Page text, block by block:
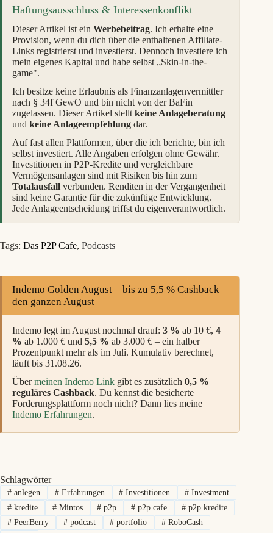
Haftungsausschluss & Interessenkonflikt
Dieser Artikel ist ein Werbebeitrag. Ich erhalte eine
Provision, wenn du dich über die enthaltenen Affiliate-
Links registrierst und investierst. Dennoch investiere ich
mein eigenes Kapital und habe selbst „Skin-in-the-
game".
Ich besitze keine Erlaubnis als Finanzanlagenvermittler
nach § 34f GewO und bin nicht von der BaFin
zugelassen. Dieser Artikel stellt keine Anlageberatung
und keine Anlageempfehlung dar.
Auf fast allen Plattformen, über die ich berichte, bin ich
selbst investiert. Alle Angaben erfolgen ohne Gewähr.
Investitionen in P2P-Kredite und vergleichbare
Vermögensanlagen sind mit Risiken bis hin zum
Totalausfall verbunden. Renditen in der Vergangenheit
sind keine Garantie für die zukünftige Entwicklung.
Jede Anlageentscheidung triffst du eigenverantwortlich.
Tags: Das P2P Cafe, Podcasts
Indemo Golden August – bis zu 5,5 % Cashback
den ganzen August
Indemo legt im August nochmal drauf: 3 % ab 10 €, 4
% ab 1.000 € und 5,5 % ab 3.000 € – ein halber
Prozentpunkt mehr als im Juli. Kumulativ berechnet,
läuft bis 31.08.26.
Übermeinen Indemo Link gibt es zusätzlich 0,5 %
reguläres Cashback. Du kennst die besicherte
Forderungsplattform noch nicht? Dann lies meine
Indemo Erfahrungen.
Schlagwörter
#anlegen #Erfahrungen # Investitionen # Investment
#kredite #Mintos # p2p # p2p cafe # p2p kredite
#PeerBerry #podcast # portfolio # RoboCash